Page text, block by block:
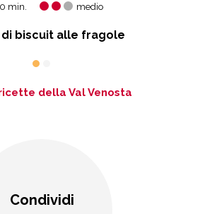
min. medio
di biscuit alle fragole
della Val Venosta
Condividi